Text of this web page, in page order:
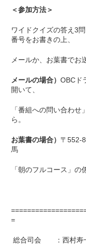
＜参加方法＞
ワイドクイズの答え3
番号をお書きの上、
メールか、お葉書でお
メールの場合）OBCド
開いて、
「番組への問い合わせ
ら。
お葉書の場合） 〒552-
馬
「朝のフルコース」の
=
総合司会 ：西村寿